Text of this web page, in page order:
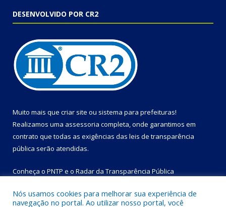
DESENVOLVIDO POR CR2
Muito mais que criar site ou sistema para prefeituras!
Realizamos uma assessoria completa, onde garantimos em
contrato que todas as exigências das leis de transparência
pública serão atendidas.
Conheça o PNTP e o Radar da Transparência Pública
Nós usamos cookies para melhorar sua experiência de
navegação no portal. Ao utilizar nosso portal, você